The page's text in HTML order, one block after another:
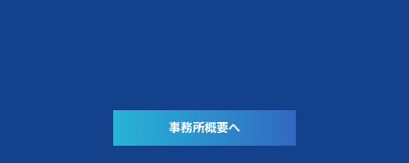
事務所概要へ